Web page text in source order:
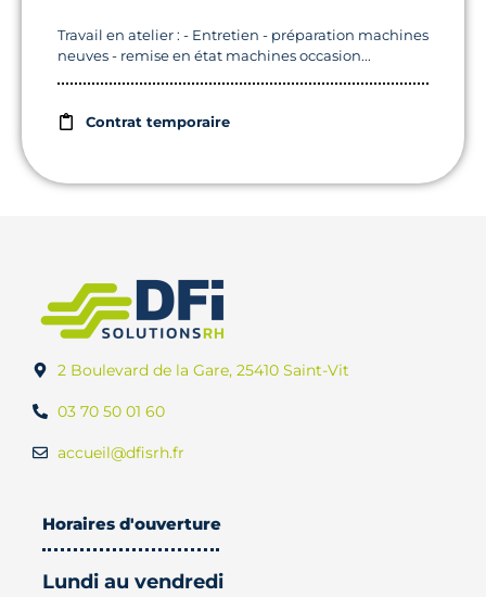
Travail en atelier : - Entretien - préparation machines
neuves - remise en état machines occasion...
Contrat temporaire
2 Boulevard de la Gare, 25410 Saint-Vit
03 70 50 01 60
accueil@dfisrh.fr
Horaires d'ouverture
Lundi au vendredi